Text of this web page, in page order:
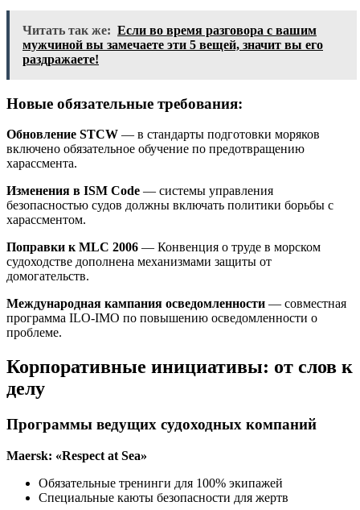
Читать так же: Если во время разговора с вашим
мужчиной вы замечаете эти 5 вещей, значит вы его
раздражаете!
Новые обязательные требования:
Обновление STCW — в стандарты подготовки моряков
включено обязательное обучение по предотвращению
харассмента.
Изменения в ISM Code — системы управления
безопасностью судов должны включать политики борьбы с
харассментом.
Поправки к MLC 2006 — Конвенция о труде в морском
судоходстве дополнена механизмами защиты от
домогательств.
Международная кампания осведомленности — совместная
программа ILO-IMO по повышению осведомленности о
проблеме.
Корпоративные инициативы: от слов к
делу
Программы ведущих судоходных компаний
Maersk: «Respect at Sea»
Обязательные тренинги для 100% экипажей
Специальные каюты безопасности для жертв